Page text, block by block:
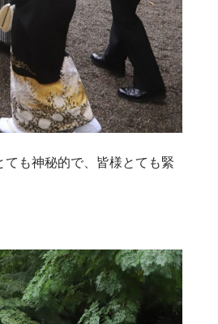
も神秘的で、皆様とても緊